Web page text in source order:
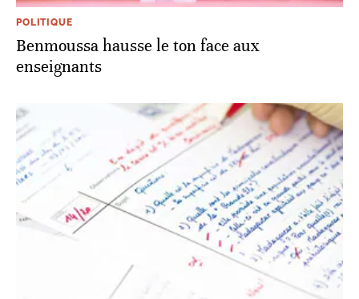
POLITIQUE
Benmoussa hausse le ton face aux
enseignants